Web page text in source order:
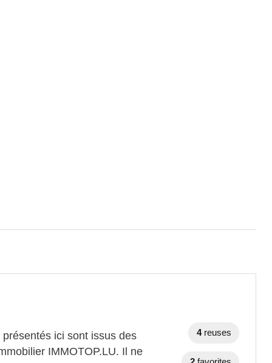
ici sont issus des
IMMOTOP.LU. Il ne
4 reuses